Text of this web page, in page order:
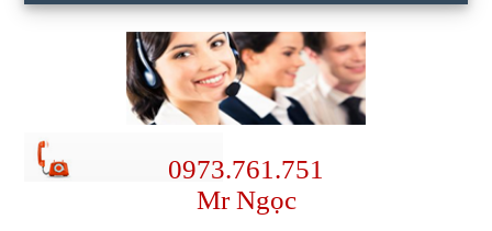
0973.761.751
Mr Ngọc